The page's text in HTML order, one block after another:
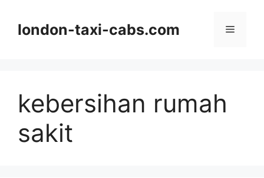
london-taxi-cabs.com Menu
kebersihan rumah
sakit